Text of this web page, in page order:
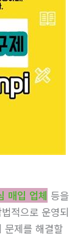
매입 업체 등을
적으로 운영되
문제를 해결할